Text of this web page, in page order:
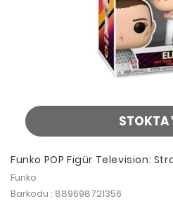
STOKTA
Funko POP Figür Television:
Eleven LE Chase
Funko
Barkodu : 889698721356